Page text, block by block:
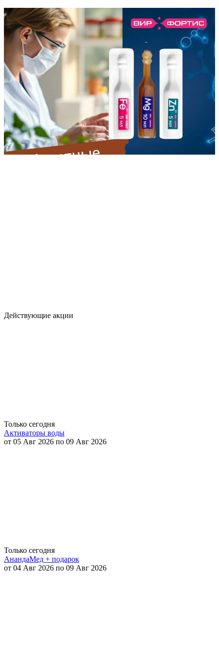
Действующие акции
Только сегодня
Активаторы воды
от 05 Авг 2026 по 09 Авг 2026
Только сегодня
АнандаМед + подарок
от 04 Авг 2026 по 09 Авг 2026